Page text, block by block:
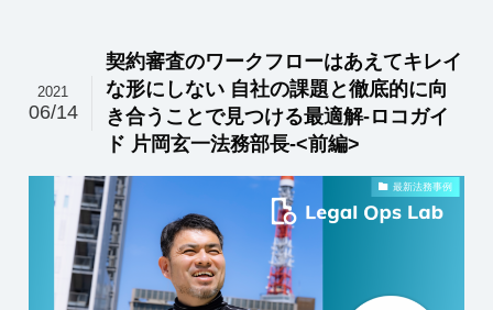
契約審査のワークフローはあえてキレイ
な形にしない 自社の課題と徹底的に向
き合うことで見つける最適解-ロコガイ
ド 片岡玄一法務部長-<前編>
2021
06/14
最新法務事例